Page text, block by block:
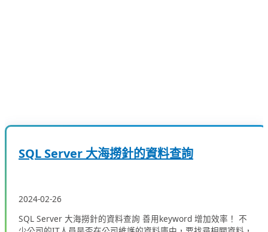
SQL Server 大海撈針的資料查詢
2024-02-26
SQL Server 大海撈針的資料查詢 善用keyword 增加效率！ 不